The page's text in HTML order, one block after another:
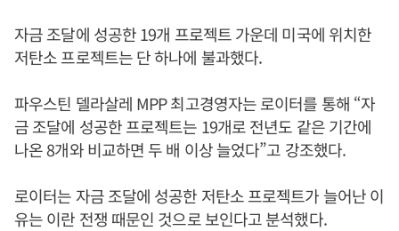
자금 조달에 성공한 19개 프로젝트 가운데 미국에 위치한
저탄소 프로젝트는 단 하나에 불과했다.
파우스틴 델라살레 MPP 최고경영자는 로이터를 통해 “자
금 조달에 성공한 프로젝트는 19개로 전년도 같은 기간에
나온 8개와 비교하면 두 배 이상 늘었다”고 강조했다.
로이터는 자금 조달에 성공한 저탄소 프로젝트가 늘어난 이
유는 이란 전쟁 때문인 것으로 보인다고 분석했다.